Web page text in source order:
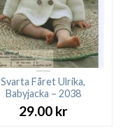
Svarta Fåret Ulrika,
Babyjacka – 2038
29.00 kr